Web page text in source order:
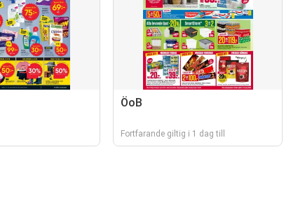
ÖoB
Fortfarande giltig i 1 dag till